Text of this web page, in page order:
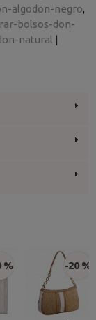
algodon-negro
bolsos-don-
natural |
% -20 %